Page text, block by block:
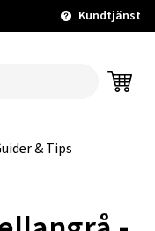
Kundtjänst
& Tips